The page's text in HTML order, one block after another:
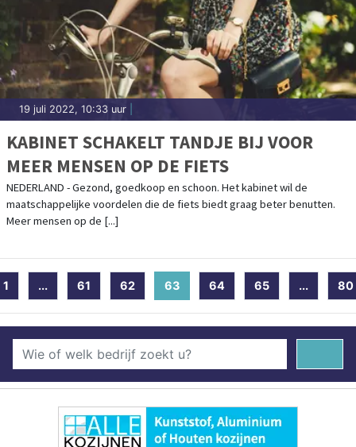
19 juli 2022, 10:33 uur
KABINET SCHAKELT TANDJE BIJ VOOR
MEER MENSEN OP DE FIETS
NEDERLAND - Gezond, goedkoop en schoon. Het kabinet wil de
maatschappelijke voordelen die de fiets biedt graag beter benutten.
Meer mensen op de [...]
1 ... 61 62 63(current)
64 65 ... 80